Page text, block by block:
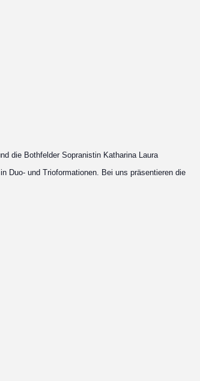
die Bothfelder Sopranistin Katharina Laura
Duo- und Trioformationen. Bei uns präsentieren die